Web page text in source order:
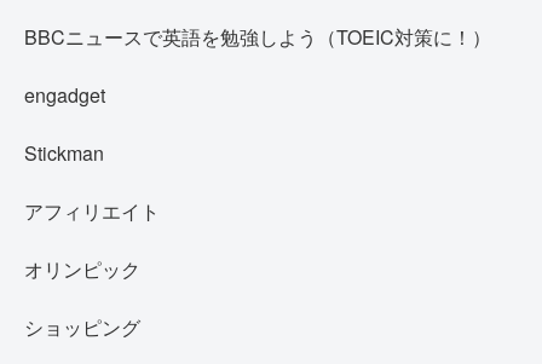
BBCニュースで英語を勉強しよう（TOEIC対策に！）
engadget
Stickman
アフィリエイト
オリンピック
ショッピング